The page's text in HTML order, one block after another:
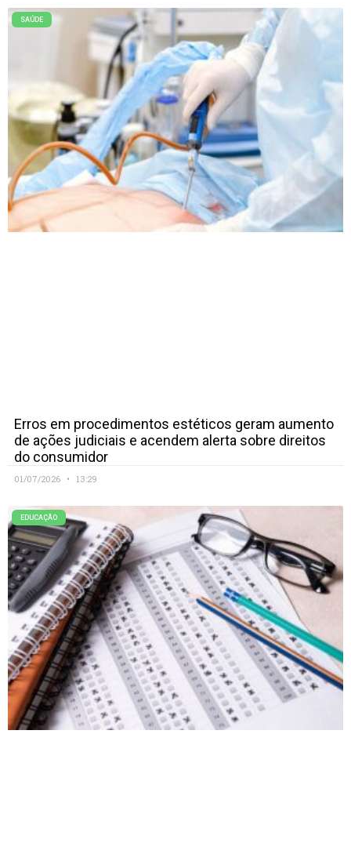
SAÚDE
Erros em procedimentos estéticos geram aumento
de ações judiciais e acendem alerta sobre direitos
do consumidor
01/07/2026 13:29
EDUCAÇÃO